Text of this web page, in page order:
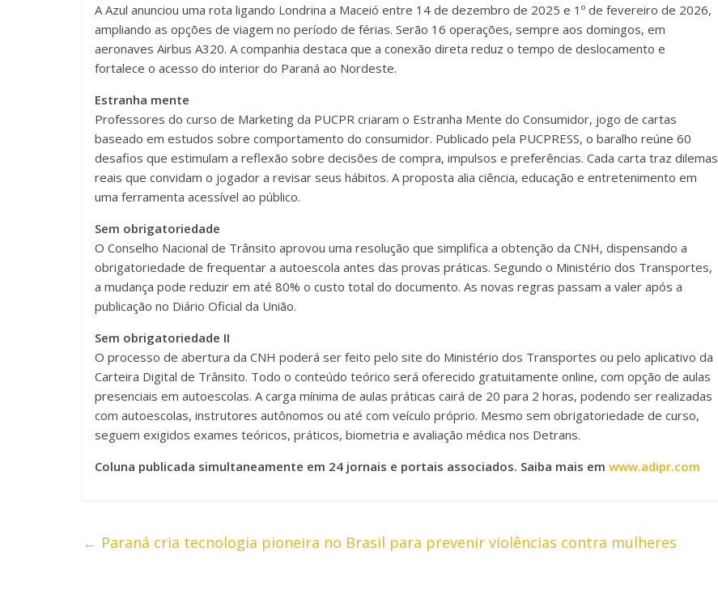
A Azul anunciou uma rota ligando Londrina a Maceió entre 14 de dezembro de 2025 e 1º de fevereiro de 2026,
ampliando as opções de viagem no período de férias. Serão 16 operações, sempre aos domingos, em
aeronaves Airbus A320. A companhia destaca que a conexão direta reduz o tempo de deslocamento e
fortalece o acesso do interior do Paraná ao Nordeste.
Estranha mente
Professores do curso de Marketing da PUCPR criaram o Estranha Mente do Consumidor, jogo de cartas
baseado em estudos sobre comportamento do consumidor. Publicado pela PUCPRESS, o baralho reúne 60
desafios que estimulam a reflexão sobre decisões de compra, impulsos e preferências. Cada carta traz dilemas
reais que convidam o jogador a revisar seus hábitos. A proposta alia ciência, educação e entretenimento em
uma ferramenta acessível ao público.
Sem obrigatoriedade
O Conselho Nacional de Trânsito aprovou uma resolução que simplifica a obtenção da CNH, dispensando a
obrigatoriedade de frequentar a autoescola antes das provas práticas. Segundo o Ministério dos Transportes,
a mudança pode reduzir em até 80% o custo total do documento. As novas regras passam a valer após a
publicação no Diário Oficial da União.
Sem obrigatoriedade II
O processo de abertura da CNH poderá ser feito pelo site do Ministério dos Transportes ou pelo aplicativo da
Carteira Digital de Trânsito. Todo o conteúdo teórico será oferecido gratuitamente online, com opção de aulas
presenciais em autoescolas. A carga mínima de aulas práticas cairá de 20 para 2 horas, podendo ser realizadas
com autoescolas, instrutores autônomos ou até com veículo próprio. Mesmo sem obrigatoriedade de curso,
seguem exigidos exames teóricos, práticos, biometria e avaliação médica nos Detrans.
Coluna publicada simultaneamente em 24 jornais e portais associados. Saiba mais em www.adipr.com
← Paraná cria tecnologia pioneira no Brasil para prevenir violências contra mulheres